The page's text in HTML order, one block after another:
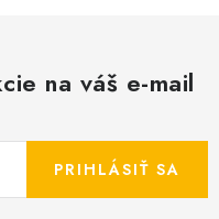
na váš e-mail
PRIHLÁSIŤ SA